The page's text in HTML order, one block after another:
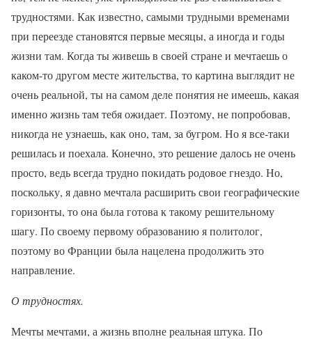
трудностями. Как известно, самыми трудными временами
при переезде становятся первые месяцы, а иногда и годы
жизни там. Когда ты живешь в своей стране и мечтаешь о
каком-то другом месте жительства, то картина выглядит не
очень реальной, ты на самом деле понятия не имеешь, какая
именно жизнь там тебя ожидает. Поэтому, не попробовав,
никогда не узнаешь, как оно, там, за бугром. Но я все-таки
решилась и поехала. Конечно, это решение далось не очень
просто, ведь всегда трудно покидать родовое гнездо. Но,
поскольку, я давно мечтала расширить свои географические
горизонты, то она была готова к такому решительному
шагу. По своему первому образованию я политолог,
поэтому во Франции была нацелена продолжить это
направление.
О трудностях.
Мечты мечтами, а жизнь вполне реальная штука. По